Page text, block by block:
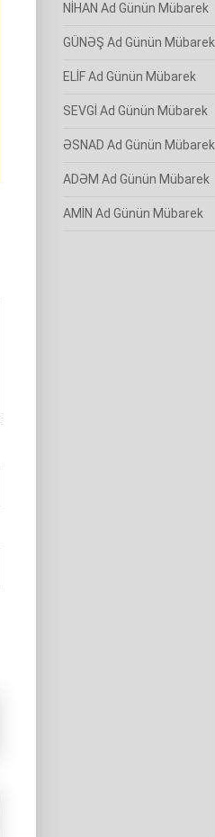
NİHAN Ad Günün Mübarek
GÜNƏŞ Ad Günün Mübarek
ELİF Ad Günün Mübarek
SEVGİ Ad Günün Mübarek
ƏSNAD Ad Günün Mübarek
ADƏM Ad Günün Mübarek
AMİN Ad Günün Mübarek